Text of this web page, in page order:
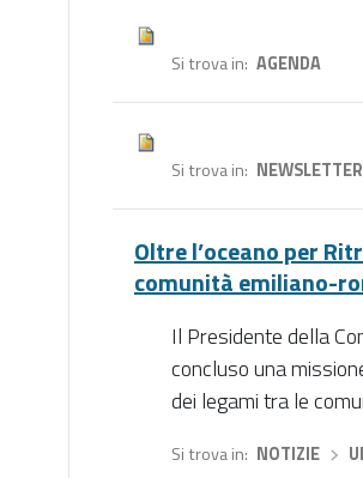
Si trova in AGENDA
Si trova in NEWSLETTER
Oltre l’oceano per
comunità emiliano-
Il Presidente della
concluso una
dei legami tra le
Si trova in NOTIZIE›